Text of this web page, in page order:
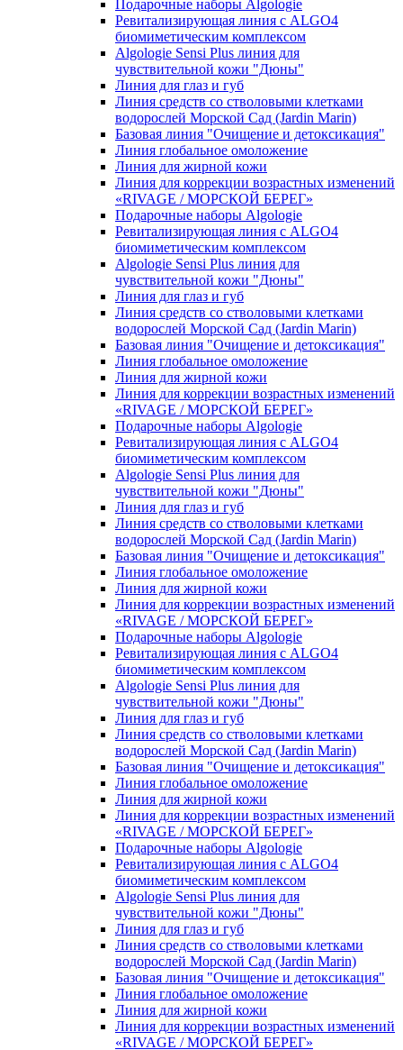
Подарочные наборы Algologie
Ревитализирующая линия с ALGO4
биомиметическим комплексом
Algologie Sensi Plus линия для
чувcтвительной кожи "Дюны"
Линия для глаз и губ
Линия средств со стволовыми клетками
водорослей Морской Сад (Jardin Marin)
Базовая линия "Очищение и детоксикация"
Линия глобальное омоложение
Линия для жирной кожи
Линия для коррекции возрастных изменений
«RIVAGE / МОРСКОЙ БЕРЕГ»
Подарочные наборы Algologie
Ревитализирующая линия с ALGO4
биомиметическим комплексом
Algologie Sensi Plus линия для
чувcтвительной кожи "Дюны"
Линия для глаз и губ
Линия средств со стволовыми клетками
водорослей Морской Сад (Jardin Marin)
Базовая линия "Очищение и детоксикация"
Линия глобальное омоложение
Линия для жирной кожи
Линия для коррекции возрастных изменений
«RIVAGE / МОРСКОЙ БЕРЕГ»
Подарочные наборы Algologie
Ревитализирующая линия с ALGO4
биомиметическим комплексом
Algologie Sensi Plus линия для
чувcтвительной кожи "Дюны"
Линия для глаз и губ
Линия средств со стволовыми клетками
водорослей Морской Сад (Jardin Marin)
Базовая линия "Очищение и детоксикация"
Линия глобальное омоложение
Линия для жирной кожи
Линия для коррекции возрастных изменений
«RIVAGE / МОРСКОЙ БЕРЕГ»
Подарочные наборы Algologie
Ревитализирующая линия с ALGO4
биомиметическим комплексом
Algologie Sensi Plus линия для
чувcтвительной кожи "Дюны"
Линия для глаз и губ
Линия средств со стволовыми клетками
водорослей Морской Сад (Jardin Marin)
Базовая линия "Очищение и детоксикация"
Линия глобальное омоложение
Линия для жирной кожи
Линия для коррекции возрастных изменений
«RIVAGE / МОРСКОЙ БЕРЕГ»
Подарочные наборы Algologie
Ревитализирующая линия с ALGO4
биомиметическим комплексом
Algologie Sensi Plus линия для
чувcтвительной кожи "Дюны"
Линия для глаз и губ
Линия средств со стволовыми клетками
водорослей Морской Сад (Jardin Marin)
Базовая линия "Очищение и детоксикация"
Линия глобальное омоложение
Линия для жирной кожи
Линия для коррекции возрастных изменений
«RIVAGE / МОРСКОЙ БЕРЕГ»